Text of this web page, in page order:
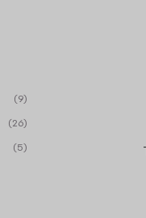
(9)
(26)
(5)